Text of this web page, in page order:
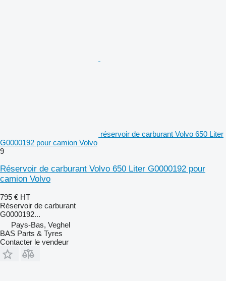
réservoir de carburant Volvo 650 Liter
G0000192 pour camion Volvo
9
Réservoir de carburant Volvo 650 Liter G0000192 pour
camion Volvo
795 € HT
Réservoir de carburant
G0000192...
Pays-Bas, Veghel
BAS Parts & Tyres
Contacter le vendeur